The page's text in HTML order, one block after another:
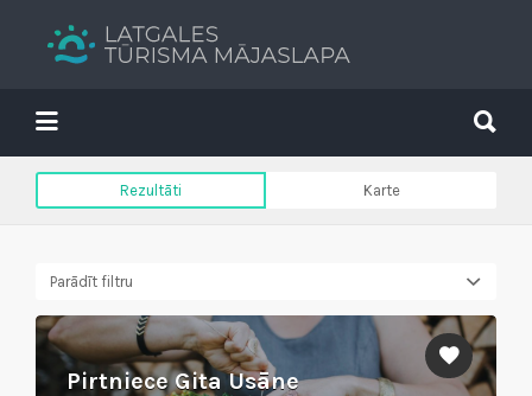
Tavs brīvdienu ceļvedis
Search
for:
for:
Rezultāti Karte
Parādīt filtru
Pirtniece Gita Usāne